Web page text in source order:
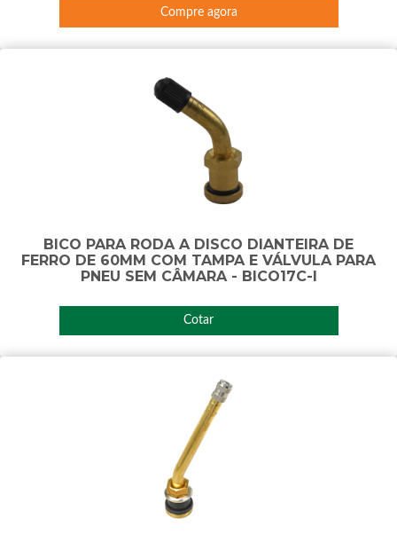
Compre agora
BICO PARA RODA A DISCO DIANTEIRA DE
FERRO DE 60MM COM TAMPA E VÁLVULA PARA
PNEU SEM CÂMARA - BICO17C-I
Cotar